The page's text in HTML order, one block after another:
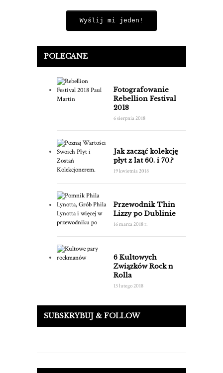
Wyślij mi jeden!
POLECANE
Fotografowanie
Rebellion Festival
2018
6 sierpnia 2018
Jak zacząć kolekcję
płyt z lat 60. i 70.?
19 kwietnia 2018
Przewodnik Thin
Lizzy po Dublinie
16 marca 2018 r.
6 Kultowych
Związków Rock n
Rolla
13 lutego 2018
SUBSKRYBUJ & FOLLOW